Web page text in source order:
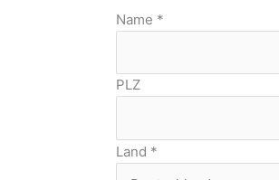
Name *
PLZ
Land *